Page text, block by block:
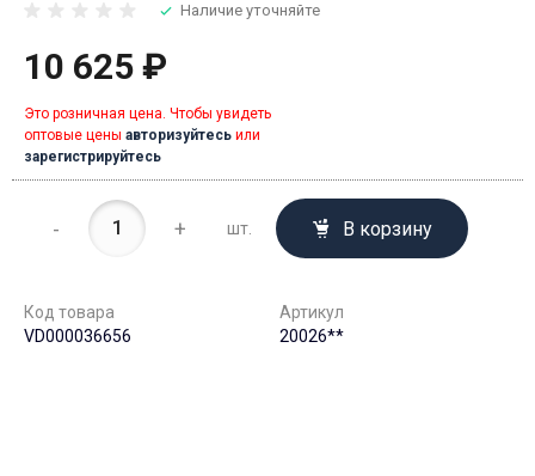
Наличие уточняйте
10 625 ₽
Это розничная цена. Чтобы увидеть
оптовые цены авторизуйтесь или
зарегистрируйтесь
- + шт. В корзину
Код товара
VD000036656
Артикул
20026**